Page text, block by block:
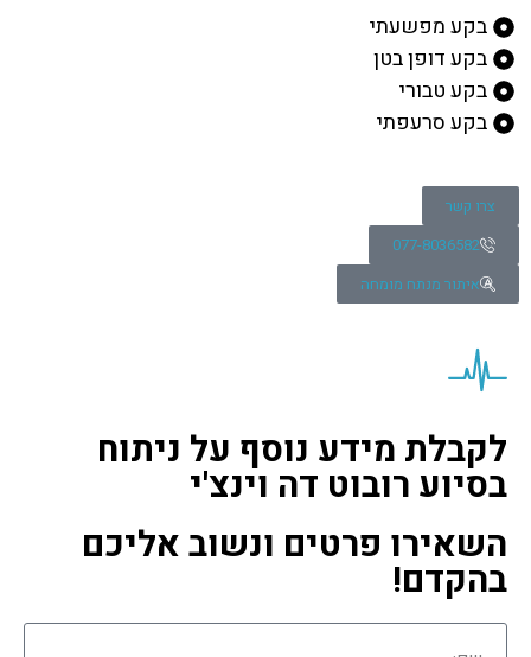
בקע מפשעתי
בקע דופן בטן
בקע טבורי
בקע סרעפתי
צרו קשר
077-8036582
איתור מנתח מומחה
לקבלת מידע נוסף על ניתוח
בסיוע רובוט דה וינצ'י
השאירו פרטים ונשוב אליכם
בהקדם!